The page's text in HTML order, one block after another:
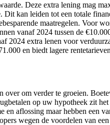
Deze extra lening mag
kan leiden tot een totale
maatregelen. Voor
vanaf 2024 tussen de
extra lenen voor
en biedt lagere
om verder te groeien.
op uw hypotheek zit
aflossing maar hebben een
wegen de voordelen van